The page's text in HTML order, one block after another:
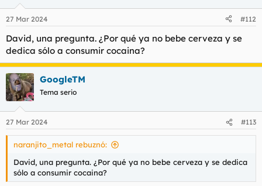
e
:
27 Mar 2024 #112
David, una pregunta. ¿Por qué ya no bebe cerveza y se
dedica sólo a consumir cocaina?
GoogleTM
Tema serio
27 Mar 2024 #113
naranjito_metal rebuznó:
David, una pregunta. ¿Por qué ya no bebe cerveza y se dedica
sólo a consumir cocaina?